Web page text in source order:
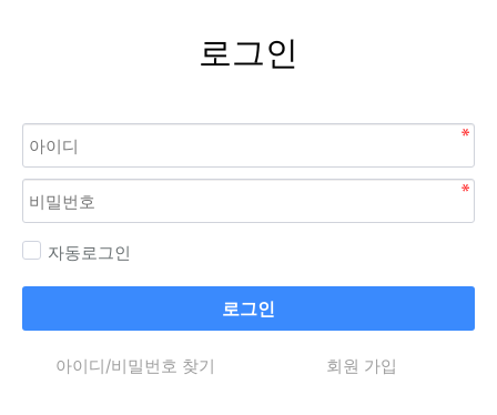
로그인
자동로그인
로그인
아이디/비밀번호 찾기 회원 가입